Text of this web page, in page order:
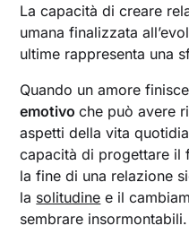
La capacità di creare
umana finalizzata
ultime rappresenta una
Quando un amore
emotivoche può avere
aspetti della vita
capacità di progettare il
la fine di una relazione
la solitudine e il
sembrare insormontabili.